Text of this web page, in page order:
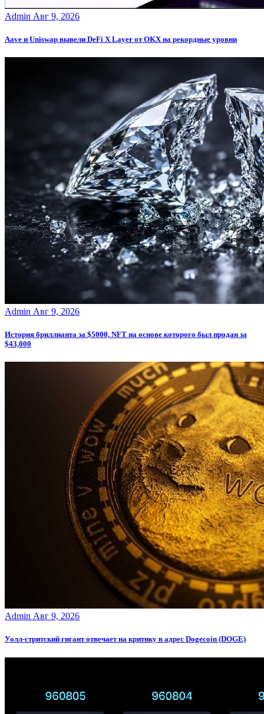
Admin Авг 9, 2026
Aave и Uniswap вывели DeFi X Layer от OKX на рекордные уровни
Admin Авг 9, 2026
История бриллианта за $5000, NFT на основе которого был продан за
$43,000
Admin Авг 9, 2026
Уолл-стритский гигант отвечает на критику в адрес Dogecoin (DOGE)